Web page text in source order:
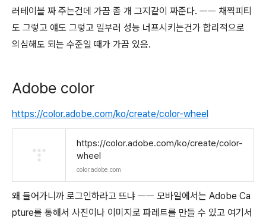
러테이블 짜 주는건데 가끔 좀 개 그지같이 짜준다. ㅡㅡ 채찍피티
도 그렇고 얘도 그렇고 일부러 성능 너프시키는건가 합리적으로
의심해도 되는 수준일 때가 가끔 있음.
Adobe color
https://color.adobe.com/ko/create/color-wheel
https://color.adobe.com/ko/create/color-
wheel
color.adobe.com
왜 들어가니까 로그인하라고 뜨냐 ㅡㅡ 모바일에서는 Adobe Ca
pture를 통해서 사진이나 이미지로 파레트를 만들 수 있고 여기서